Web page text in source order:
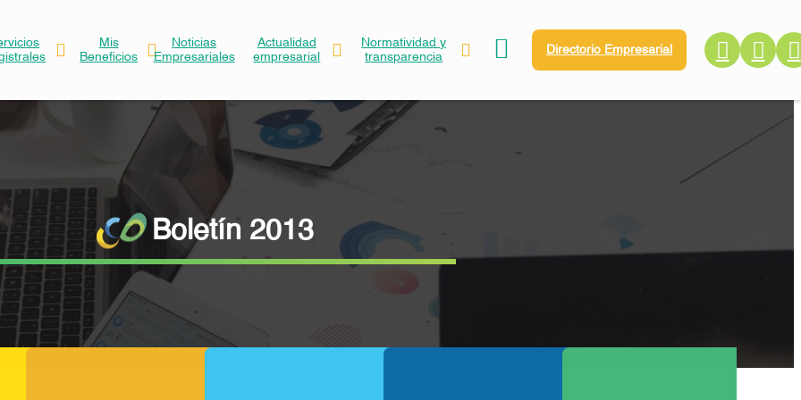
Mis
Beneficios
Noticias
Empresariales
Actualidad
empresarial
Normatividad y
transparencia
Directorio Empresarial
Boletín 2013